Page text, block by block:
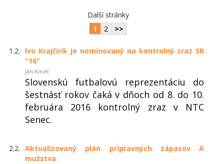
Další stránky
1
2 >>
1.2.
Ivo Krajčírik je nominovaný na kontrolný zraz SR
"16"
Ján Kmeť
Slovenskú futbalovú reprezentáciu do
šestnásť rokov čaká v dňoch od 8. do 10.
februára 2016 kontrolný zraz v NTC
Senec.
2.2. Aktualizovaný plán prípravných zápasov A
mužstva